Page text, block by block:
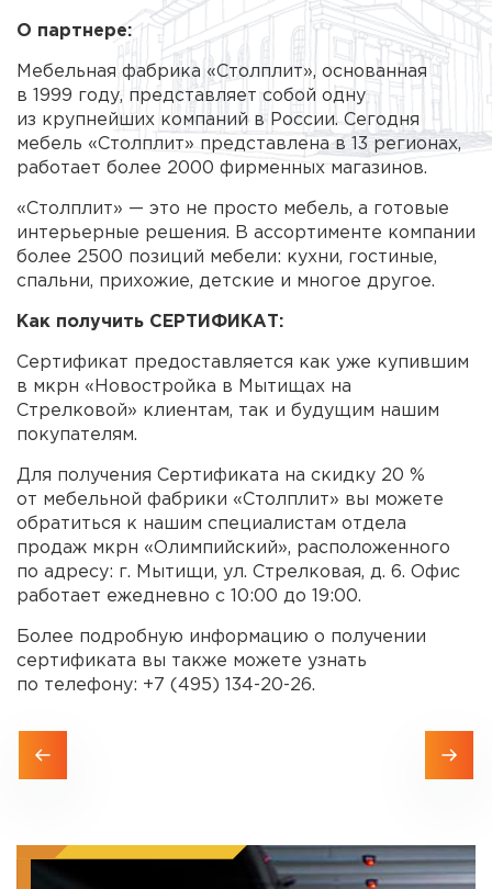
О партнере:
Мебельная фабрика «Столплит», основанная
в 1999 году, представляет собой одну
из крупнейших компаний в России. Сегодня
мебель «Столплит» представлена в 13 регионах,
работает более 2000 фирменных магазинов.
«Столплит» — это не просто мебель, а готовые
интерьерные решения. В ассортименте компании
более 2500 позиций мебели: кухни, гостиные,
спальни, прихожие, детские и многое другое.
Как получить СЕРТИФИКАТ:
Сертификат предоставляется как уже купившим
в мкрн «Новостройка в Мытищах на
Стрелковой» клиентам, так и будущим нашим
покупателям.
Для получения Сертификата на скидку 20 %
от мебельной фабрики «Столплит» вы можете
обратиться к нашим специалистам отдела
продаж мкрн «Олимпийский», расположенного
по адресу: г. Мытищи, ул. Стрелковая, д. 6. Офис
работает ежедневно с 10:00 до 19:00.
Более подробную информацию о получении
сертификата вы также можете узнать
по телефону: +7 (495) 134-20-26.